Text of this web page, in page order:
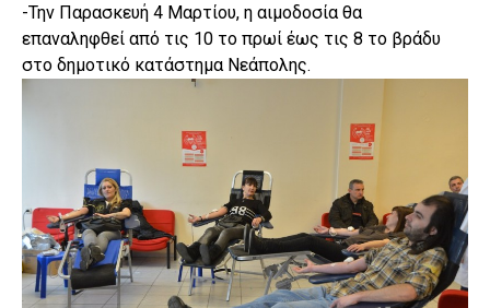
-Την Παρασκευή 4 Μαρτίου, η αιμοδοσία θα
επαναληφθεί από τις 10 το πρωί έως τις 8 το βράδυ
στο δημοτικό κατάστημα Νεάπολης.